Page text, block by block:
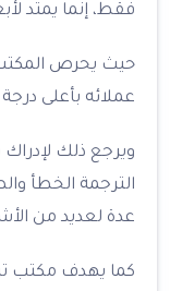
فقط، إنما يمتد
حيث يحرص المكتب
عملائه بأعلى
ويرجع ذلك
الترجمة الخطأ
عدة لعديد من
كما يهدف مكتب